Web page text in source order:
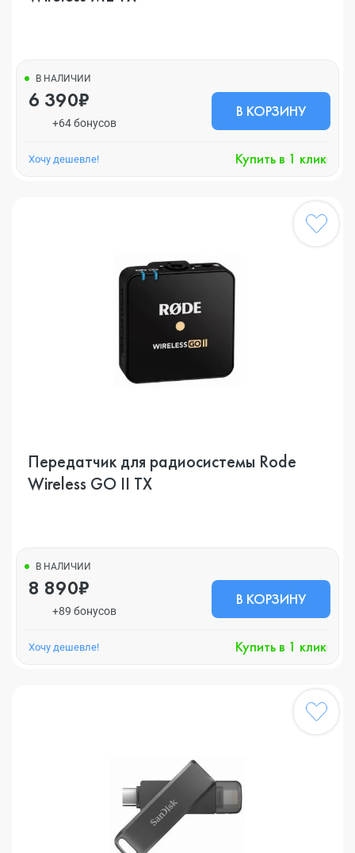
В НАЛИЧИИ
6 390₽
+64 бонусов
В КОРЗИНУ
Хочу дешевле! Купить в 1 клик
Передатчик для радиосистемы Rode
Wireless GO II TX
В НАЛИЧИИ
8 890₽
+89 бонусов
В КОРЗИНУ
Хочу дешевле! Купить в 1 клик